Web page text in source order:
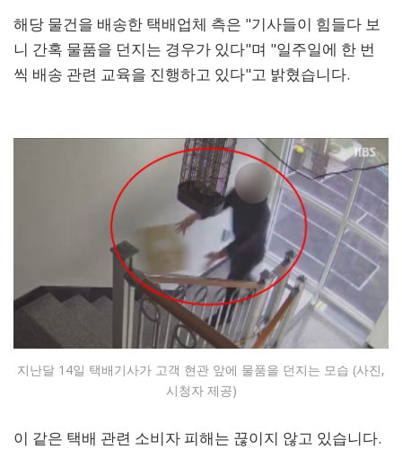
해당 물건을 배송한 택배업체 측은 "기사들이 힘들다 보
니 간혹 물품을 던지는 경우가 있다"며 "일주일에 한 번
씩 배송 관련 교육을 진행하고 있다"고 밝혔습니다.
지난달 14일 택배기사가 고객 현관 앞에 물품을 던지는 모습 (사진,
시청자 제공)
이 같은 택배 관련 소비자 피해는 끊이지 않고 있습니다.